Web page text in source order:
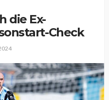
die Ex-
Check